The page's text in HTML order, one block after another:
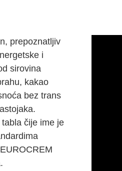
prepoznatljiv
i
sirovina
kakao
bez trans
čije ime je